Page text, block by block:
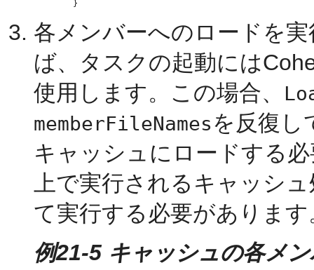
各メンバーへのロードを
ば、タスクの起動には
使用します。この場合、
memberFileNamesを反復し
キャッシュにロードする
上で実行されるキャッシ
て実行する必要があります
例21-5 キャッシュの各メ